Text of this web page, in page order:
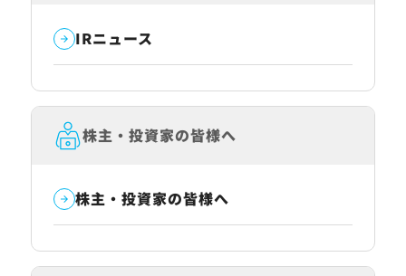
IRニュース
株主・投資家の皆様へ
株主・投資家の皆様へ